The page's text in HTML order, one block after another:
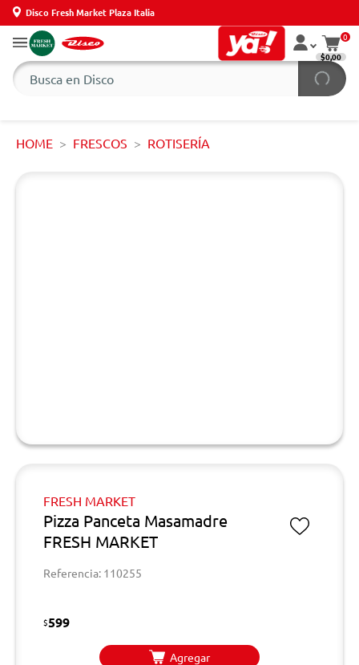
Disco Fresh Market Plaza Italia
0
$0,00
HOME FRESCOS ROTISERÍA
FRESH MARKET
Pizza Panceta Masamadre
FRESH MARKET
Referencia: 110255
$599
Agregar